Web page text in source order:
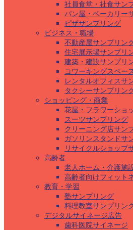
社員食堂・社食サン
パン屋・ベーカリー
ピザサンプリング
ビジネス・職場
不動産屋サンプリン
住宅展示場サンプリ
建築・建設サンプリ
コワーキングスペー
レンタルオフィスサ
タクシーサンプリン
ショッピング・商業
花屋・フラワーショ
スーツサンプリング
クリーニング店サン
ガソリンスタンドサ
リサイクルショップ
高齢者
老人ホーム・介護施
高齢者向けフィット
教育・学習
塾サンプリング
料理教室サンプリン
デジタルサイネージ広告
歯科医院サイネージ